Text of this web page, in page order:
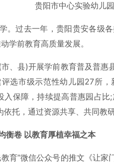
贵阳市中心实验幼儿
。过去一年，贵阳贵安各级
学前教育高质量发展。
、县)开展学前教育普及普惠
评选市级示范性幼儿园27所
入保障，持续提高普惠园占
托，通过资源共享、共同教
衡卷 以教育厚植幸福之本
育”微信公众号的推文《让家